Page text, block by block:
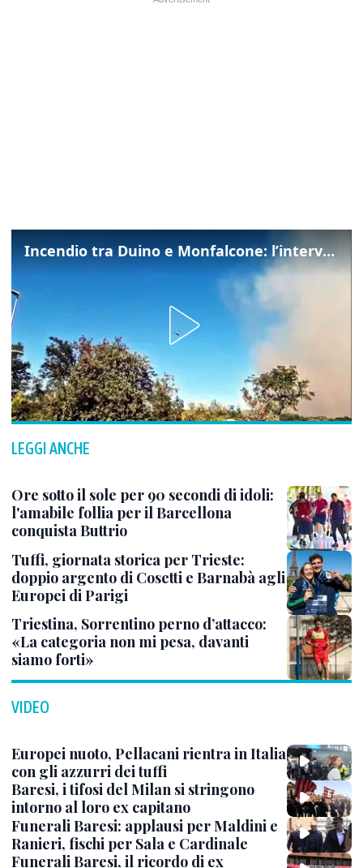
Incendio tra Duino e Monfalcone: l’intervento dei vigili del fuoco
LEGGI ANCHE
Ore sotto il sole per 90 secondi di idoli:
l'amabile follia per il Barcellona
conquista Buttrio
Tuffi, giornata storica per Trieste:
doppio argento di Cosetti e Barnabà agli
Europei di Parigi
Triestina, Sorrentino perno d’attacco:
«La categoria non mi pesa, davanti
siamo forti»
VIDEO
Europei nuoto, Pellacani rientra in Italia
con gli azzurri dei tuffi
Baresi, i tifosi del Milan si stringono
intorno al loro ex capitano
Funerali Baresi: applausi per Maldini e
Ranieri, fischi per Sala e Cardinale
Funerali Baresi, il ricordo di ex